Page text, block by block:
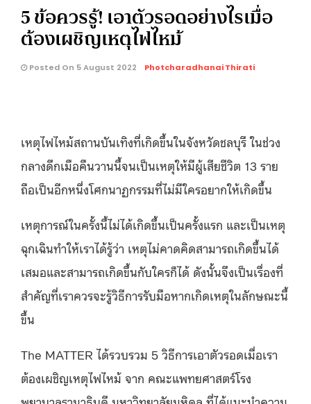
5 ข้อควรรู้! เอาตัวรอดอย่างไรเมื่อ
ต้องเผชิญเหตุไฟไหม้
Posted On 5 August 2022 Photcharadhanai Thirati
เหตุไฟไหม้สถานบันเทิงที่เกิดขึ้นในจังหวัดชลบุรี ในช่วง
กลางดึกเมือคืนวานนี้จนเป็นเหตุให้มีผู้เสียชีวิต 13 ราย
ถือเป็นอีกหนึ่งโศกนาฏกรรมที่ไม่มีใครอยากให้เกิดขึ้น
เหตุการณ์ในครั้งนี้ไม่ได้เกิดขึ้นเป็นครั้งแรก และเป็นเหตุ
ฉุกเฉินทำให้เราได้รู้ว่า เหตุไม่คาดคิดสามารถเกิดขึ้นได้
เสมอและสามารถเกิดขึ้นกับใครก็ได้ ดังนั้นจึงเป็นเรื่องที่
สำคัญที่เราควรจะรู้วิธีการรับมือหากเกิดเหตุในลักษณะนี้
ขึ้น
The MATTER ได้รวบรวม 5 วิธีการเอาตัวรอดเมื่อเรา
ต้องเผชิญเหตุไฟไหม้ จาก คณะแพทยศาสตร์โรง